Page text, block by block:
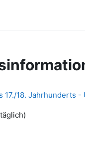
17./18. Jahrhunderts